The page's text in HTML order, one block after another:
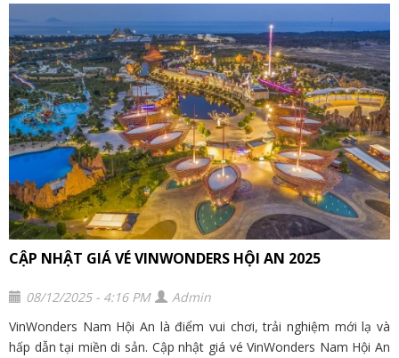
CẬP NHẬT GIÁ VÉ VINWONDERS HỘI AN 2025
08/12/2025 - 4:16 PM
Admin
VinWonders Nam Hội An là điểm vui chơi, trải nghiệm mới lạ và
hấp dẫn tại miền di sản. Cập nhật giá vé VinWonders Nam Hội An